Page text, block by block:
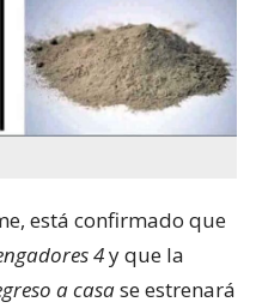
está confirmado que
4y que la
a casase estrenará